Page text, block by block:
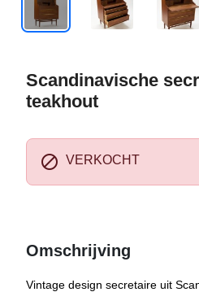
Scandinavische
teakhout
 VERKOCHT
Omschrijving
Vintage design secretaire uit